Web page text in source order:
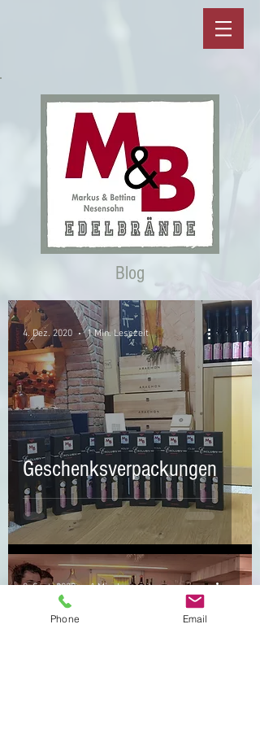
Blog
Geschenksverpackungen
4. Dez. 2020 1 Min. Lesezeit
8. Sept. 2020 1 Min. Lesezeit
Phone Email